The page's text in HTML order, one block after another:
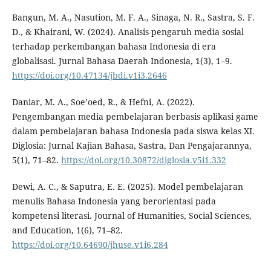
Bangun, M. A., Nasution, M. F. A., Sinaga, N. R., Sastra, S. F.
D., & Khairani, W. (2024). Analisis pengaruh media sosial
terhadap perkembangan bahasa Indonesia di era
globalisasi. Jurnal Bahasa Daerah Indonesia, 1(3), 1–9.
https://doi.org/10.47134/jbdi.v1i3.2646
Daniar, M. A., Soe’oed, R., & Hefni, A. (2022).
Pengembangan media pembelajaran berbasis aplikasi game
dalam pembelajaran bahasa Indonesia pada siswa kelas XI.
Diglosia: Jurnal Kajian Bahasa, Sastra, Dan Pengajarannya,
5(1), 71–82. https://doi.org/10.30872/diglosia.v5i1.332
Dewi, A. C., & Saputra, E. E. (2025). Model pembelajaran
menulis Bahasa Indonesia yang berorientasi pada
kompetensi literasi. Journal of Humanities, Social Sciences,
and Education, 1(6), 71–82.
https://doi.org/10.64690/jhuse.v1i6.284